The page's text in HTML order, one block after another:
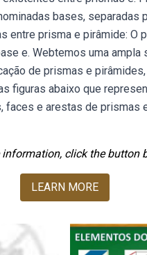
bases, separadas
entre prisma e pirâmide: O
e. Webtemos uma
de prismas e
figuras abaixo que
e arestas de prismas
information, click the button
LEARN MORE